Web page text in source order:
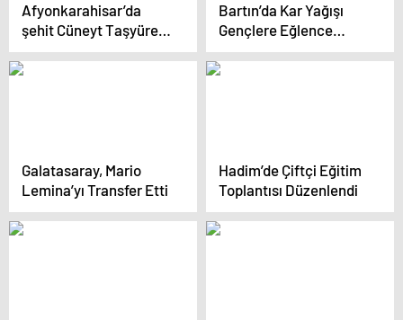
Afyonkarahisar’da
şehit Cüneyt Taşyürek
anısına voleybol maçı
düzenlendi
Bartın’da Kar Yağışı
Gençlere Eğlence
Getirdi
Galatasaray, Mario
Lemina’yı Transfer Etti
Hadim’de Çiftçi Eğitim
Toplantısı Düzenlendi